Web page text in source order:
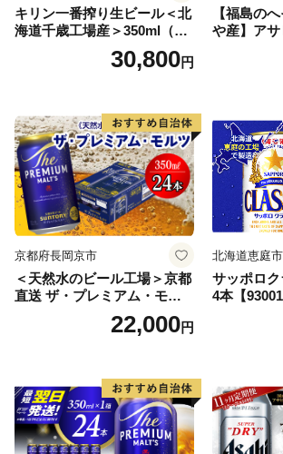
キリン一番搾り生ビール＜北
海道千歳工場産＞350ml（24
30,800円
【福島の
や産】ア
350ml×24
ス アルコ
口 送料無
【07214-
京都府長岡京市
＜天然水のビール工場＞京都
直送 ザ・プレミアム・モル
ツ 350ml×24本 プレモル [149
22,000円
北海道恵庭市
サッポロ
4本【